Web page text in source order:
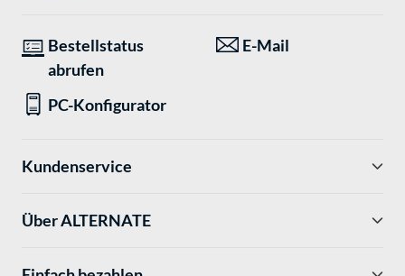
Bestellstatus
abrufen
E-Mail
PC-Konfigurator
Kundenservice
Über ALTERNATE